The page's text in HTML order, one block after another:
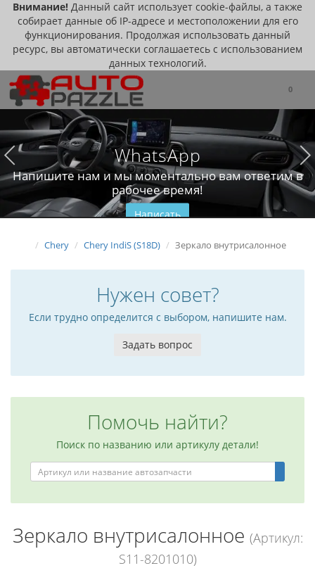
Внимание! Данный сайт использует cookie-файлы, а также
собирает данные об IP-адресе и местоположении для его
функционирования. Продолжая использовать данный
ресурс, вы автоматически соглашаетесь с использованием
данных технологий.
0
WhatsApp
Напишите нам и мы моментально вам ответим в
рабочее время!
Написать
Chery Chery IndiS (S18D) Зеркало внутрисалонное
Нужен совет?
Если трудно определится с выбором, напишите нам.
Задать вопрос
Помочь найти?
Поиск по названию или артикулу детали!
Зеркало внутрисалонное (Артикул:
S11-8201010)